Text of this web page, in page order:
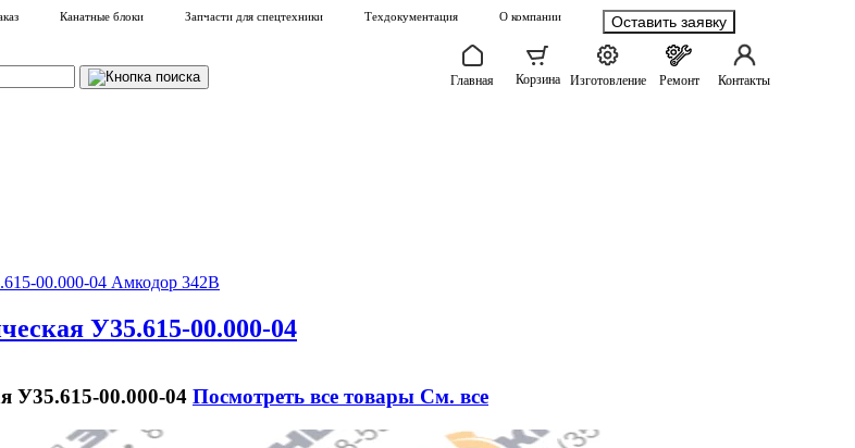
Канатные блоки Запчасти для спецтехники Техдокументация О компании Оставить заявку
Главная Корзина Изготовление Ремонт Контакты
У35.615-00.000-04
У35.615-00.000-04 Посмотреть все товары См. все